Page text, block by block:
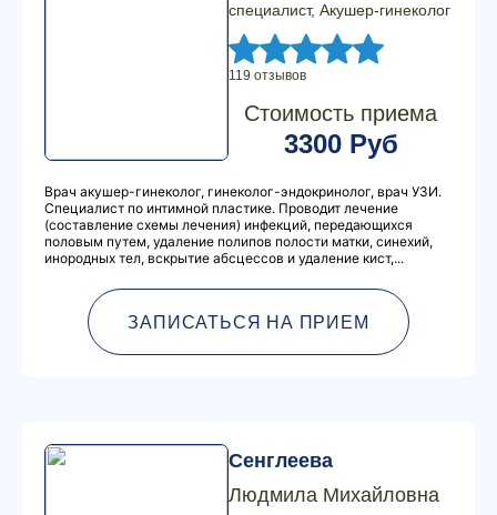
специалист, Акушер-гинеколог
119 отзывов
Стоимость приема
3300 Руб
Врач акушер-гинеколог, гинеколог-эндокринолог, врач УЗИ.
Специалист по интимной пластике. Проводит лечение
(составление схемы лечения) инфекций, передающихся
половым путем, удаление полипов полости матки, синехий,
инородных тел, вскрытие абсцессов и удаление кист,...
ЗАПИСАТЬСЯ НА ПРИЕМ
Сенглеева
Людмила Михайловна